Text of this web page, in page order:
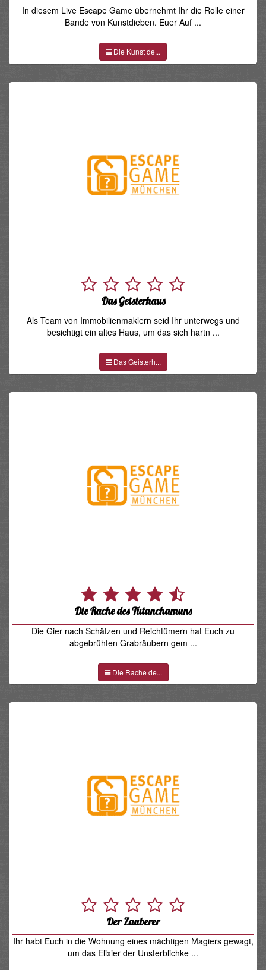
In diesem Live Escape Game übernehmt Ihr die Rolle einer
Bande von Kunstdieben. Euer Auf ...
Die Kunst de...
Das Geisterhaus
Als Team von Immobilienmaklern seid Ihr unterwegs und
besichtigt ein altes Haus, um das sich hartn ...
Das Geisterh...
Die Rache des Tutanchamuns
Die Gier nach Schätzen und Reichtümern hat Euch zu
abgebrühten Grabräubern gem ...
Die Rache de...
Der Zauberer
Ihr habt Euch in die Wohnung eines mächtigen Magiers gewagt,
um das Elixier der Unsterblichke ...